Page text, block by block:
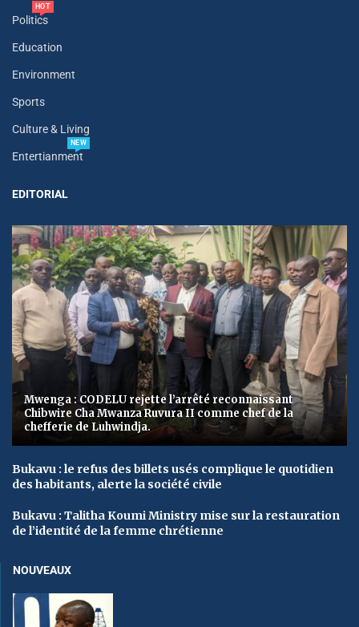
Politics
HOT
Education
Environment
Sports
Culture & Living
Entertianment
NEW
EDITORIAL
Mwenga : CODELU rejette l’arrêté reconnaissant
Chibwire Cha Mwanza Ruvura II comme chef de la
chefferie de Luhwindja.
Bukavu : le refus des billets usés complique le quotidien
des habitants, alerte la société civile
Bukavu : Talitha Koumi Ministry mise sur la restauration
de l’identité de la femme chrétienne
NOUVEAUX